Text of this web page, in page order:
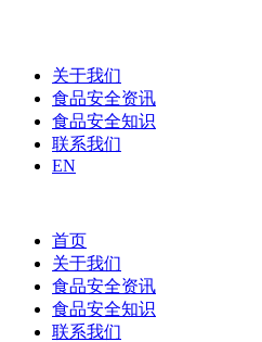
关于我们
食品安全资讯
食品安全知识
联系我们
EN
首页
关于我们
食品安全资讯
食品安全知识
联系我们